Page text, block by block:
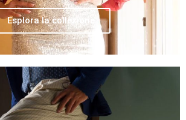
Esplora la collezione